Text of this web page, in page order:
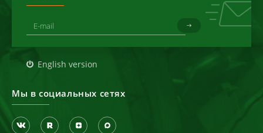
English version
Мы в социальных сетях